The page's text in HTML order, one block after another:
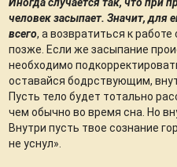
человек засыпает. Значит, для
всего, а возвратиться к
позже. Если же засыпание
необходимо
оставайся бодрствующим,
Пусть тело будет тотально
чем обычно во время сна. Но
Внутри пусть твое сознание
не уснул».